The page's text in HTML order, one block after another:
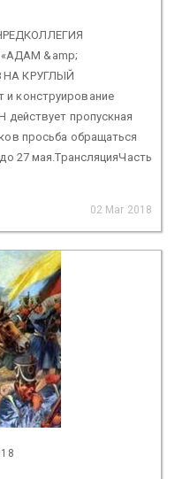
&amp;
НА КРУГЛЫЙ
конструирование
действует пропускная
просьба обращаться
27 мая.ТрансляцияЧасть
02 Mar 2018